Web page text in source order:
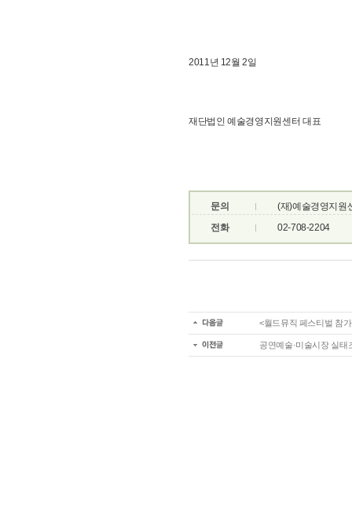
2011년 12월 2일
재단법인 예술경영지원센터 대표
문의
(재)예술경영지원
전화
02-708-2204
<월드뮤직 페스티벌 참
공연예술·미술시장 실